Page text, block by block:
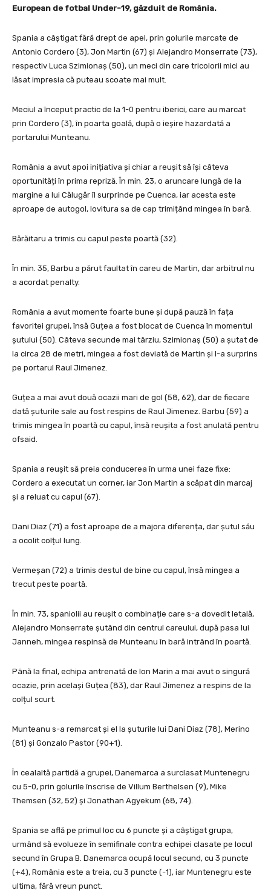
European de fotbal Under-19, găzduit de România.
Spania a câștigat fără drept de apel, prin golurile marcate de
Antonio Cordero (3), Jon Martin (67) și Alejandro Monserrate (73),
respectiv Luca Szimionaș (50), un meci din care tricolorii mici au
lăsat impresia că puteau scoate mai mult.
Meciul a început practic de la 1-0 pentru iberici, care au marcat
prin Cordero (3), în poarta goală, după o ieșire hazardată a
portarului Munteanu.
România a avut apoi inițiativa și chiar a reușit să își câteva
oportunități în prima repriză. În min. 23, o aruncare lungă de la
margine a lui Călugăr îl surprinde pe Cuenca, iar acesta este
aproape de autogol, lovitura sa de cap trimițând mingea în bară.
Bărăitaru a trimis cu capul peste poartă (32).
În min. 35, Barbu a părut faultat în careu de Martin, dar arbitrul nu
a acordat penalty.
România a avut momente foarte bune și după pauză în fața
favoritei grupei, însă Guțea a fost blocat de Cuenca în momentul
șutului (50). Câteva secunde mai târziu, Szimionaș (50) a șutat de
la circa 28 de metri, mingea a fost deviată de Martin și l-a surprins
pe portarul Raul Jimenez.
Guțea a mai avut două ocazii mari de gol (58, 62), dar de fiecare
dată șuturile sale au fost respins de Raul Jimenez. Barbu (59) a
trimis mingea în poartă cu capul, însă reușita a fost anulată pentru
ofsaid.
Spania a reușit să preia conducerea în urma unei faze fixe:
Cordero a executat un corner, iar Jon Martin a scăpat din marcaj
și a reluat cu capul (67).
Dani Diaz (71) a fost aproape de a majora diferența, dar șutul său
a ocolit colțul lung.
Vermeșan (72) a trimis destul de bine cu capul, însă mingea a
trecut peste poartă.
În min. 73, spaniolii au reușit o combinație care s-a dovedit letală,
Alejandro Monserrate șutând din centrul careului, după pasa lui
Janneh, mingea respinsă de Munteanu în bară intrând în poartă.
Până la final, echipa antrenată de Ion Marin a mai avut o singură
ocazie, prin același Guțea (83), dar Raul Jimenez a respins de la
colțul scurt.
Munteanu s-a remarcat și el la șuturile lui Dani Diaz (78), Merino
(81) și Gonzalo Pastor (90+1).
În cealaltă partidă a grupei, Danemarca a surclasat Muntenegru
cu 5-0, prin golurile înscrise de Villum Berthelsen (9), Mike
Themsen (32, 52) și Jonathan Agyekum (68, 74).
Spania se află pe primul loc cu 6 puncte și a câștigat grupa,
urmând să evolueze în semifinale contra echipei clasate pe locul
secund în Grupa B. Danemarca ocupă locul secund, cu 3 puncte
(+4), România este a treia, cu 3 puncte (-1), iar Muntenegru este
ultima, fără vreun punct.